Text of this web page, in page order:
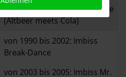
alkoholfrei, Frankenheim Blue
(Altbeer meets Cola)
von 1990 bis 2002: Imbiss
Break-Dance
von 2003 bis 2005: Imbiss Mr.